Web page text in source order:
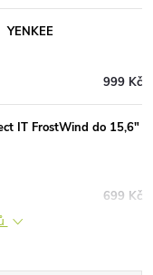
999 Kč
IT FrostWind do 15,6"
699 Kč